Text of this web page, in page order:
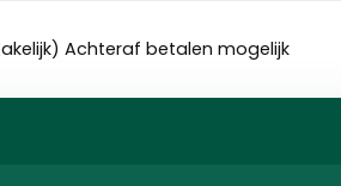
Achteraf betalen mogelijk